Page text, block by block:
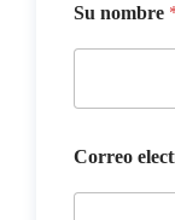
Su nombre
Correo